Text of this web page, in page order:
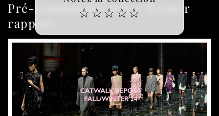
☆ ☆☆ ☆☆
Pré-commander notre dernier
rapport